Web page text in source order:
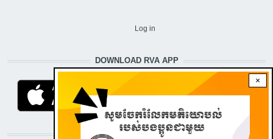
×
Log in
DOWNLOAD RVA APP
STAY CONNECTED WITH US!